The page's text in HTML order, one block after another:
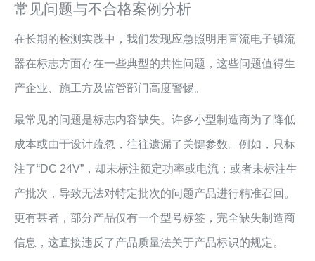
常见问题与不合格案例分析
在长期的检测实践中，我们发现应急照明用直流电子镇流
器在标志方面存在一些典型的共性问题，这些问题值得生
产企业、施工方及监管部门高度警惕。
最常见的问题是标志内容缺失。许多小型制造商为了降低
成本或由于设计疏忽，往往遗漏了关键参数。例如，只标
注了“DC 24V”，却未标注额定功率或电流；或者未标注生
产批次，导致无法对特定批次的问题产品进行精准召回。
更有甚者，部分产品仅有一个型号标签，完全缺失制造商
信息，这直接违反了产品质量法关于产品标识的规定。